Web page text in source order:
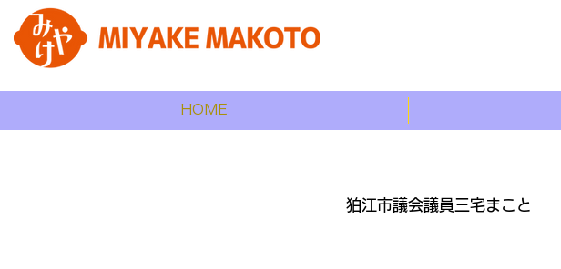
HOME
狛江市議会議員三宅まこと